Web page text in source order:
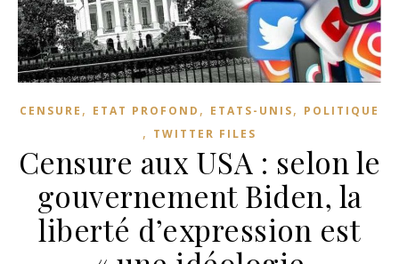
CENSURE , ETAT PROFOND , ETATS-UNIS, POLITIQUE
, TWITTER FILES
Censure aux USA : selon le
gouvernement Biden, la
liberté d’expression est